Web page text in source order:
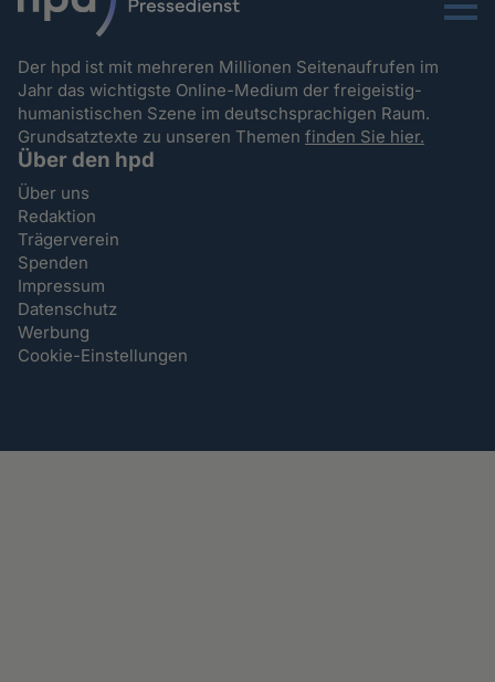
Menu
Der hpd ist mit mehreren Millionen Seitenaufrufen im
Jahr das wichtigste Online-Medium der freigeistig-
humanistischen Szene im deutschsprachigen Raum.
Grundsatztexte zu unseren Themenfinden Sie hier.
Über den hpd
Über uns
Redaktion
Trägerverein
Spenden
Impressum
Datenschutz
Werbung
Cookie-Einstellungen